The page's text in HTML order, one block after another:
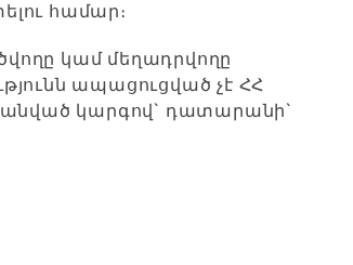
համար։
կամ մեղադրվողը
ապացուցված չէ ՀՀ
կարգով` դատարանի`